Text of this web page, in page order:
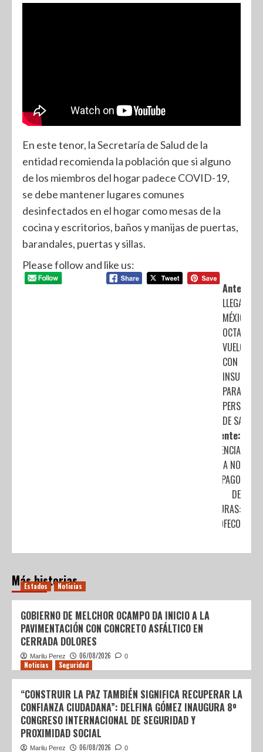
En este tenor, la Secretaría de Salud de la
entidad recomienda la población que si alguno
de los miembros del hogar padece COVID-19,
se debe mantener lugares comunes
desinfectados en el hogar como mesas de la
cocina y escritorios, baños y manijas de puertas,
barandales, puertas y sillas.
Please follow and like us:
Anterior:
LLEGA A
MÉXICO
OCTAVO
VUELO
CON
INSUMOS
PARA
PERSONAL
DE SALUD
Siguiente:
EMERGENCIA
SANITARIA NO
EXIME DE PAGO
DE
COLEGIATURAS:
SEP Y PROFECO
Más historias
Estados Noticias
GOBIERNO DE MELCHOR OCAMPO DA INICIO A LA
PAVIMENTACIÓN CON CONCRETO ASFÁLTICO EN
CERRADA DOLORES
Marilu Perez 06/08/2026 0
Noticias Seguridad
“CONSTRUIR LA PAZ TAMBIÉN SIGNIFICA RECUPERAR LA
CONFIANZA CIUDADANA”: DELFINA GÓMEZ INAUGURA 8º
CONGRESO INTERNACIONAL DE SEGURIDAD Y
PROXIMIDAD SOCIAL
Marilu Perez 06/08/2026 0